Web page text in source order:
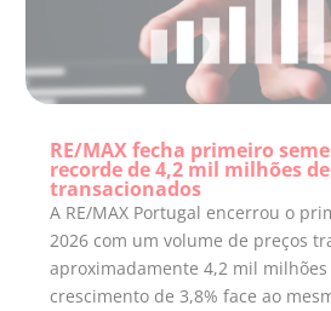
RE/MAX fecha primeiro
recorde de 4,2 mil milhões
transacionados
A RE/MAX Portugal encerrou o
2026 com um volume de preços
aproximadamente 4,2 mil
crescimento de 3,8% face ao